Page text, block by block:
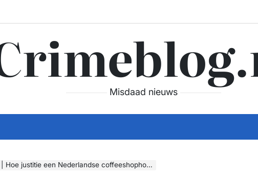
Misdaad nieuws
een Nederlandse coffeeshophouder kapot maakte